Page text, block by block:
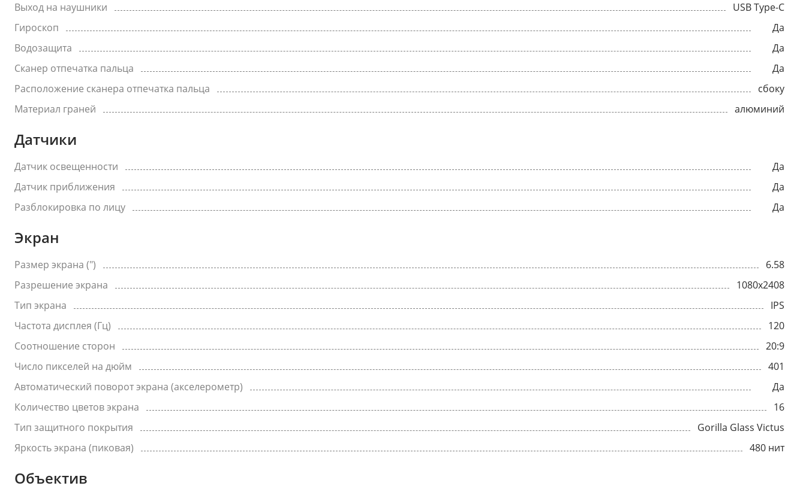
Выход на наушники
USB Type-C
Гироскоп
Да
Водозащита
Да
Сканер отпечатка пальца
Да
Расположение сканера отпечатка пальца
сбоку
Материал граней
алюминий
Датчики
Датчик освещенности
Да
Датчик приближения
Да
Разблокировка по лицу
Да
Экран
Размер экрана (")
6.58
Разрешение экрана
1080x2408
Тип экрана
IPS
Частота дисплея (Гц)
120
Соотношение сторон
20:9
Число пикселей на дюйм
401
Автоматический поворот экрана (акселерометр)
Да
Количество цветов экрана
16
Тип защитного покрытия
Gorilla Glass Victus
Яркость экрана (пиковая)
480 нит
Объектив